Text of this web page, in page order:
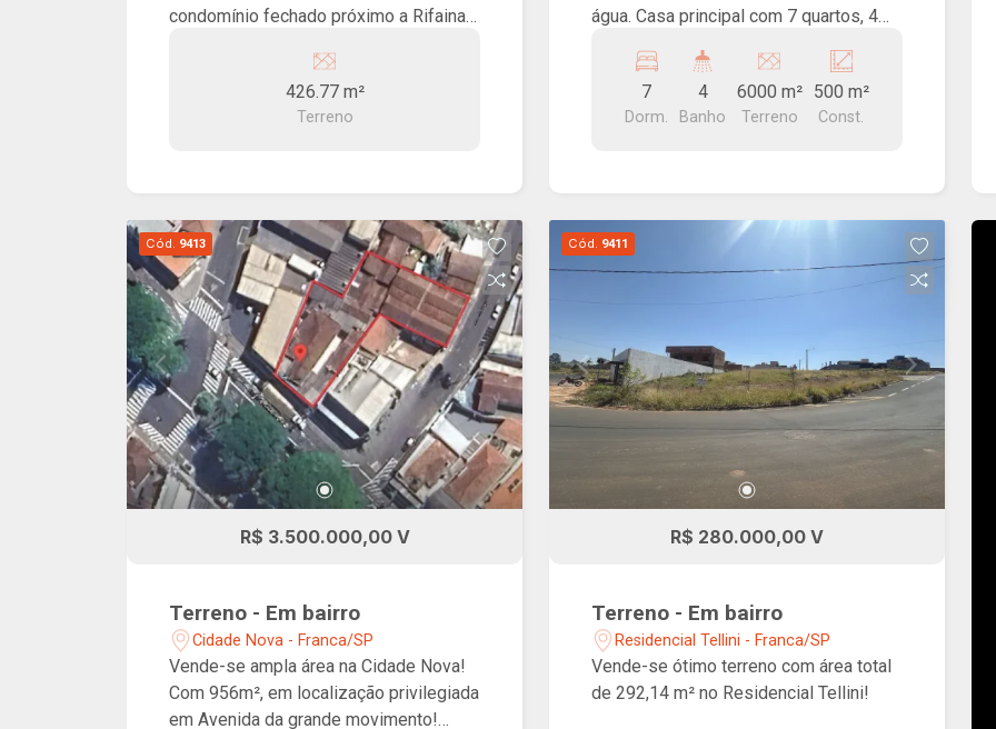
condomínio fechado próximo a Rifaina,
acesso ao condomínio e a praia,
portaria 24 horas, marina, academia,
restaurante, estacionamento, chalés
426.77 m²
Terreno
água. Casa principal com 7 quartos, 4
gourmet. piscina e um lindo caminho
verde até a água. Casa de caseiro e
casa de barco.
7
Dorm.
4
Banho
6000 m²
Terreno
500 m²
Const.
Cód. 9413
R$ 3.500.000,00 V
Terreno - Em bairro
Cidade Nova - Franca/SP
Vende-se ampla área na Cidade Nova!
Com 956m², em localização privilegiada
em Avenida da grande movimento!
Cód. 9411
R$ 280.000,00 V
Terreno - Em bairro
Residencial Tellini - Franca/SP
Vende-se ótimo terreno com área total
de 292,14 m² no Residencial Tellini!